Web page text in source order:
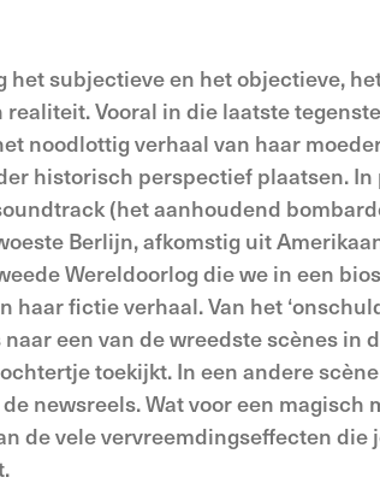
subjectieve en het objectieve,
Vooral in die laatste
noodlottig verhaal van haar
historisch perspectief plaatsen. In
(het aanhoudend
Berlijn, afkomstig uit
Wereldoorlog die we in een
haar fictie verhaal. Van het
een van de wreedste scènes in
toekijkt. In een andere
newsreels. Wat voor een magisch
de vele vervreemdingseffecten